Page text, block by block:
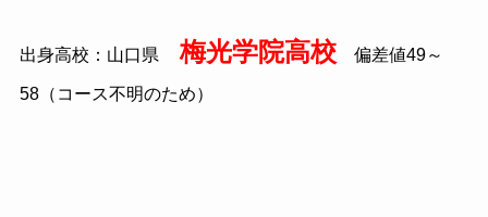
出身高校：山口県 梅光学院高校偏差値49～
58（コース不明のため）